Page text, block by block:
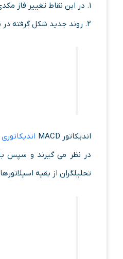
۱. در این نقاط تغییر فاز مکدی شکل می‌گیرد.
۲. روند جدید شکل گرفته در نقطه ماژور ۳۸ درصد روند قبلی را اصلاح می‌کند.
اندیکاتور MACD اندیکاتوری
در نظر می گیرند و سپس
تحلیلگران از بقیه